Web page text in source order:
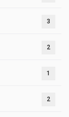
3
2
1
2